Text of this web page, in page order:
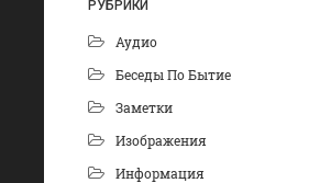
РУБРИКИ
Аудио
Беседы По Бытие
Заметки
Изображения
Информация